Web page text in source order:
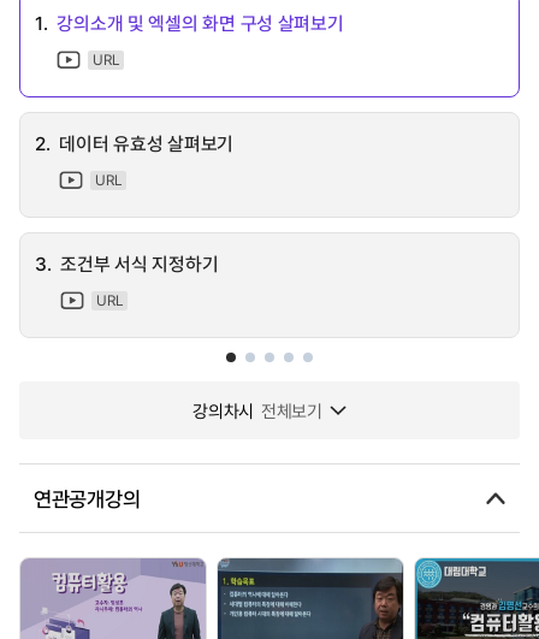
1. 강의소개 및 엑셀의 화면 구성 살펴보기
URL
2. 데이터 유효성 살펴보기
URL
3. 조건부 서식 지정하기
URL
강의차시 전체보기
연관공개강의